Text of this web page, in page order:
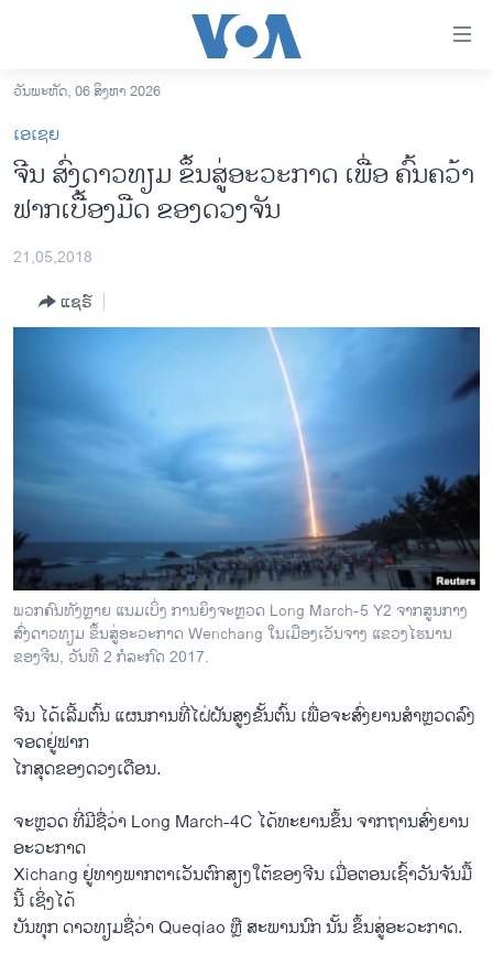
ເຂົ້າ
ຫາ
ຂ້າມ
ຂ້າມ
ຂ້າມ
ຫາ
ລາວ
ອາເມຣິກາ
ຂ່າວ​ຈີນ
ໂລກ
ຊຸມຊົນຊາວລາວ
ວິທະຍາສາດ-ເທັກໂນໂລຈີ
ທຸລະກິດ
ພາສາອັງກິດ
ວີດີໂອ
ສຽງ
ລາຍການກະຈາຍສຽງ
ລາຍງານ
ຕິດຕາມພວກເຮົາ ທີ່
ພາສາຕ່າງໆ
ວັນພະຫັດ, 06 ສິງຫາ 2026
ເອເຊຍ
ຈີນ ສົ່ງດາວທຽມ ຂຶ້ນສູ່ອະວະກາດ ເພື່ອ ຄົ້ນຄວ້າ
ຟາກເບື້ອງມືດ ຂອງດວງຈັນ
21,05,2018
ແຊຣ໌
ພວກຄົນທັງຫຼາຍ ແນມເບິ່ງ ການຍິງຈະຫຼວດ Long March-5 Y2 ຈາກສູນກາງ
ສົ່ງດາວທຽມ ຂຶ້ນສູ່ອະວະກາດ Wenchang ໃນເມືອງເວັນຈາງ ແຂວງໄຮນານ
ຂອງຈີນ, ວັນທີ 2 ກໍລະກົດ 2017.
ຈີນ ໄດ້ເລີ້ມຕົ້ນ ແຜນການທີ່ໄຝ່ຝັນສູງຂັ້ນຕົ້ນ ເພື່ອຈະສົ່ງຍານສຳຫຼວດລົງ
ຈອດຢູ່ຟາກ
ໄກສຸດຂອງດວງເດືອນ.
ຈະຫຼວດ ທີ່ມີຊື່ວ່າ Long March-4C ໄດ້ທະຍານຂຶ້ນ ຈາກຖານສົ່ງຍານ
ອະວະກາດ
Xichang ຢູ່ທາງພາກຕາເວັນຕົກສຽງໃຕ້ຂອງຈີນ ເມື່ອຕອນເຊົ້າວັນຈັນມື້
ນີ້ ເຊິ່ງໄດ້
ບັນທຸກ ດາວທຽມຊື່ວ່າ Queqiao ຫຼື ສະພານນົກ ນັ້ນ ຂຶ້ນສູ່ອະວະກາດ.